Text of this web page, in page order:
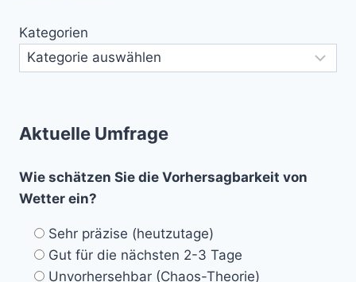
Kategorien
Aktuelle Umfrage
Wie schätzen Sie die Vorhersagbarkeit von
Wetter ein?
Sehr präzise (heutzutage)
Gut für die nächsten 2-3 Tage
Unvorhersehbar (Chaos-Theorie)